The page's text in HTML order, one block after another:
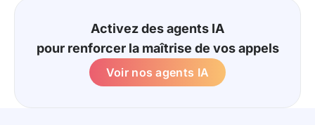
Activez des agents IA
pour renforcer la maîtrise de vos appels
Voir nos agents IA